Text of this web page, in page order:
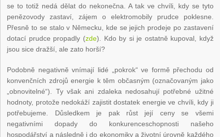
se to totiž nedá dělat do nekonečna. A tak ve chvíli, kdy se tyto
penězovody zastaví, zájem o elektromobily prudce poklesne.
Přesně to se stalo v Německu, kde se jejich prodeje po zastavení
dotací prudce propadly (zde). Kdo by si je ostatně kupoval, když
jsou sice dražší, ale zato horší?
Podobně negativně vnímají lidé „pokrok“ ve formě přechodu od
konvenčních zdrojů energie k těm občasným (označovaným jako
„obnovitelné“). Ty však ani zdaleka nedosahují potřebné užitné
hodnoty, protože nedokáží zajistit dostatek energie ve chvíli, kdy ji
potřebujeme. Důsledkem je pak růst její ceny se všemi
negativními dopady do konkurenceschopnosti našeho
hospodářství a následně i do ekonomiky a životní úrovně každého